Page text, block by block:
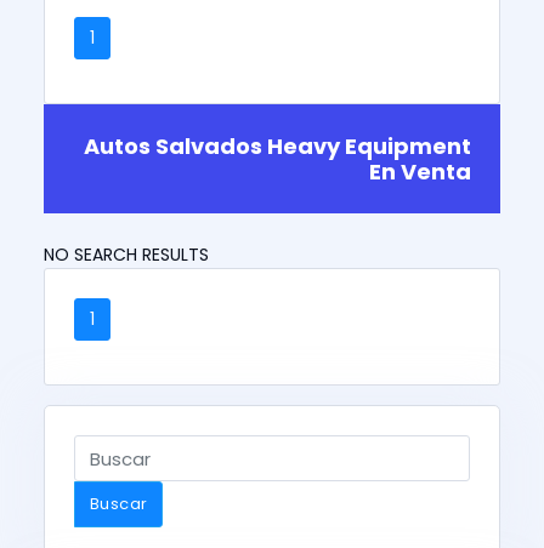
1
Autos Salvados Heavy Equipment
En Venta
NO SEARCH RESULTS
1
Buscar